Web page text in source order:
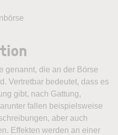
genannt, die an der Börse
Vertretbar bedeutet, dass es
gibt, nach Gattung,
fallen beispielsweise
aber auch
Effekten werden an einer